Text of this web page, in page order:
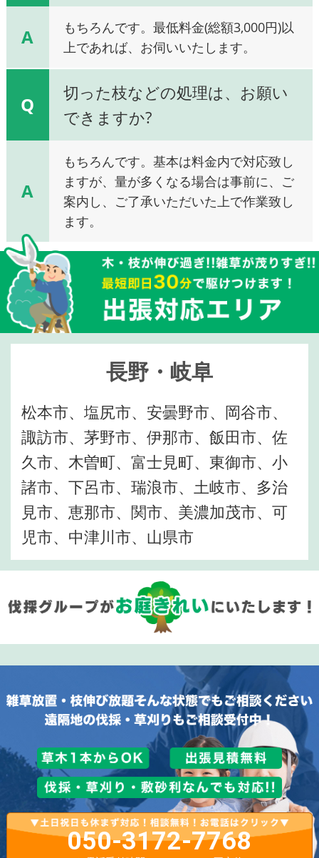
A
もちろんです。最低料金(総額3,000円)以
上であれば、お伺いいたします。
Q
切った枝などの処理は、お願い
できますか?
A
もちろんです。基本は料金内で対応致し
ますが、量が多くなる場合は事前に、ご
案内し、ご了承いただいた上で作業致し
ます。
長野・岐阜
松本市、塩尻市、安曇野市、岡谷市、
諏訪市、茅野市、伊那市、飯田市、佐
久市、木曽町、富士見町、東御市、小
諸市、下呂市、瑞浪市、土岐市、多治
見市、恵那市、関市、美濃加茂市、可
児市、中津川市、山県市
050-3172-7768